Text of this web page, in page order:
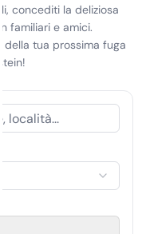
concediti la deliziosa
familiari e amici.
della tua prossima fuga